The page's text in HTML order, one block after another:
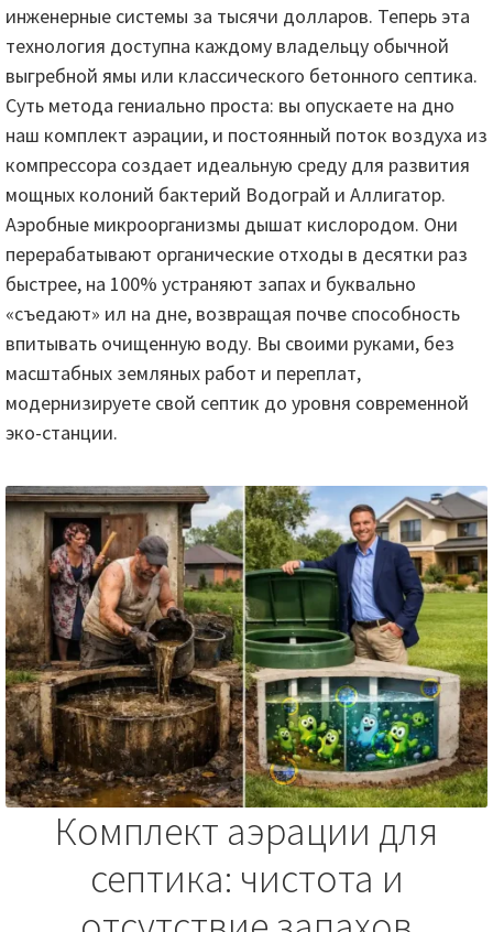
инженерные системы за тысячи долларов. Теперь эта
технология доступна каждому владельцу обычной
выгребной ямы или классического бетонного септика.
Суть метода гениально проста: вы опускаете на дно
наш комплект аэрации, и постоянный поток воздуха из
компрессора создает идеальную среду для развития
мощных колоний бактерий Водограй и Аллигатор.
Аэробные микроорганизмы дышат кислородом. Они
перерабатывают органические отходы в десятки раз
быстрее, на 100% устраняют запах и буквально
«съедают» ил на дне, возвращая почве способность
впитывать очищенную воду. Вы своими руками, без
масштабных земляных работ и переплат,
модернизируете свой септик до уровня современной
эко-станции.
Комплект аэрации для
септика: чистота и